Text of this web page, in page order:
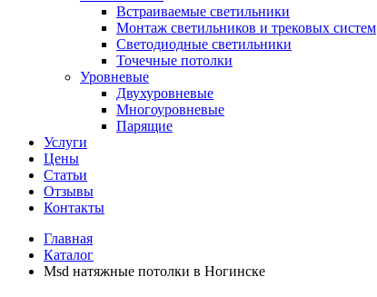
Встраиваемые светильники
Монтаж светильников и трековых систем
Светодиодные светильники
Точечные потолки
Уровневые
Двухуровневые
Многоуровневые
Парящие
Услуги
Цены
Статьи
Отзывы
Контакты
Главная
Каталог
Msd натяжные потолки в Ногинске